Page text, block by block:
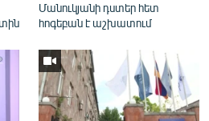
կայքերը
Մանուկյանի դստեր հետ
հոգեբան է աշխատում